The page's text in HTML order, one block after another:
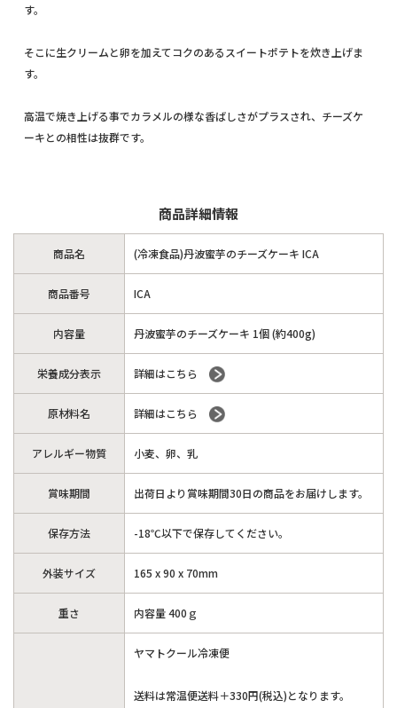
す。
そこに生クリームと卵を加えてコクのあるスイートポテトを炊き上げま
す。
高温で焼き上げる事でカラメルの様な香ばしさがプラスされ、チーズケ
ーキとの相性は抜群です。
商品詳細情報
商品名 (冷凍食品)丹波蜜芋のチーズケーキ ICA
商品番号 ICA
内容量 丹波蜜芋のチーズケーキ 1個 (約400g)
栄養成分表示 詳細はこちら
原材料名 詳細はこちら
アレルギー物質 小麦、卵、乳
賞味期間 出荷日より賞味期間30日の商品をお届けします。
保存方法 -18℃以下で保存してください。
外装サイズ 165 x 90 x 70mm
重さ 内容量 400ｇ
ヤマトクール冷凍便
送料は常温便送料＋330円(税込)となります。